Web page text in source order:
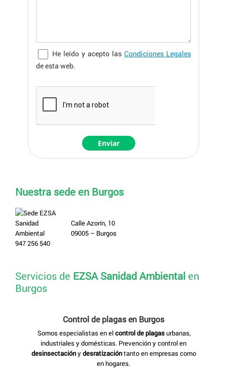
He leído y acepto las Condiciones Legales
de esta web.
Nuestra sede en Burgos
Calle Azorín, 10
09005 – Burgos
947 256 540
Servicios de EZSA Sanidad Ambiental en
Burgos
Control de plagas en Burgos
Somos especialistas en elcontrol de plagasurbanas,
industriales y domésticas. Prevención y control en
desinsectaciónydesratizacióntanto en empresas como
en hogares.